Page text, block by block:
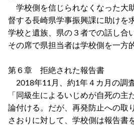
学校側を信じられなくなった大
督する長崎県学事振興課に助けを
学校と遺族、県の３者での話し合
その席で県担当者は学校側を一方
第６章 拒絶された報告書
2018年11月、約1年４カ月の調
「同級生によるいじめが自死の主
論付ける。だが、再発防止への取
さおりに対して、学校側は報告書